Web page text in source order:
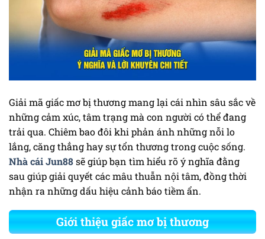
Giải mã giấc mơ bị thương mang lại cái nhìn sâu sắc về
những cảm xúc, tâm trạng mà con người có thể đang
trải qua. Chiêm bao đôi khi phản ánh những nỗi lo
lắng, căng thẳng hay sự tổn thương trong cuộc sống.
Nhà cái Jun88sẽ giúp bạn tìm hiểu rõ ý nghĩa đằng
sau giúp giải quyết các mâu thuẫn nội tâm, đồng thời
nhận ra những dấu hiệu cảnh báo tiềm ẩn.
Giới thiệu giấc mơ bị thương